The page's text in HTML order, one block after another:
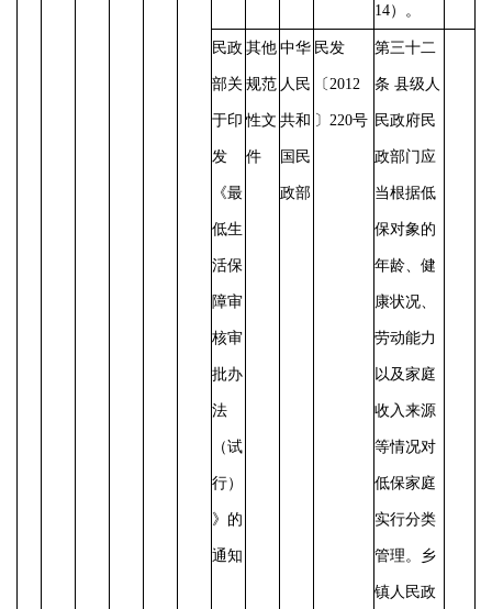
14）。
民政
部关
于印
发
《最
低生
活保
障审
核审
批办
法
（试
行）
》的
通知
其他
规范
性文
件
中华
人民
共和
国民
政部
民发
〔 2012
〕220号
第三十二
条 县级人
民政府民
政部门应
当根据低
保对象的
年龄、健
康状况、
劳动能力
以及家庭
收入来源
等情况对
低保家庭
实行分类
管理。乡
镇人民政